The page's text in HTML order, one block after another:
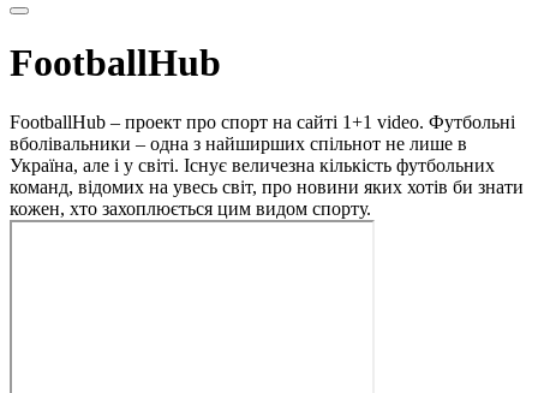
FootballHub
FootballHub – проект про спорт на сайті 1+1 video. Футбольні
вболівальники – одна з найширших спільнот не лише в
Україна, але і у світі. Існує величезна кількість футбольних
команд, відомих на увесь світ, про новини яких хотів би знати
кожен, хто захоплюється цим видом спорту.